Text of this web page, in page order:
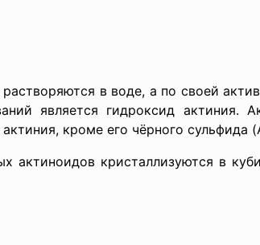
в воде, а по своей
является гидроксид актиния.
кроме его чёрного сульфида
кристаллизуются в